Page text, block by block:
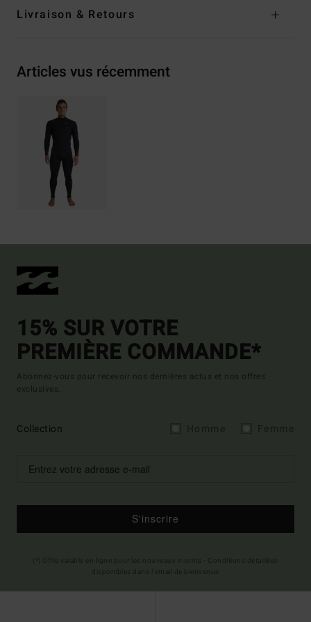
Livraison & Retours
Articles vus récemment
15% SUR VOTRE
PREMIÈRE COMMANDE*
Abonnez-vous pour recevoir nos dernières actus et nos offres
exclusives.
Collection
S'inscrire